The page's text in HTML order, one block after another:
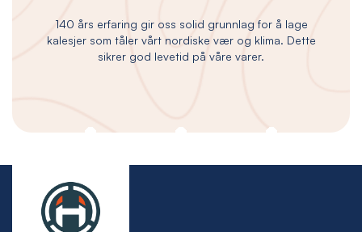
140 års erfaring gir oss solid grunnlag for å lage
kalesjer som tåler vårt nordiske vær og klima. Dette
sikrer god levetid på våre varer.